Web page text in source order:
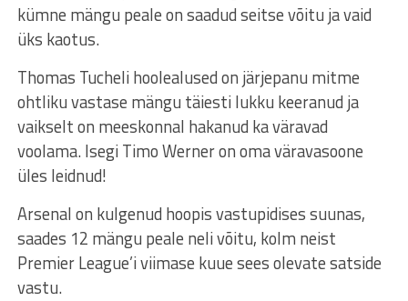
kümne mängu peale on saadud seitse võitu ja vaid
üks kaotus.
Thomas Tucheli hoolealused on järjepanu mitme
ohtliku vastase mängu täiesti lukku keeranud ja
vaikselt on meeskonnal hakanud ka väravad
voolama. Isegi Timo Werner on oma väravasoone
üles leidnud!
Arsenal on kulgenud hoopis vastupidises suunas,
saades 12 mängu peale neli võitu, kolm neist
Premier League’i viimase kuue sees olevate satside
vastu.